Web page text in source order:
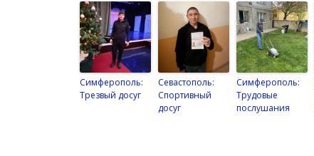
Симферополь:
Трезвый досуг
Севастополь:
Спортивный
досуг
Симферополь:
Трудовые
послушания